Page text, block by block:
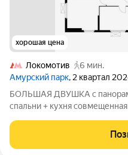
хорошая цена
Локомотив
6 мин.
Амурский парк, 2 квартал
БОЛЬШАЯ ДВУШКА с
спальни + кухня совмещенная с залом как 3-
окна панорамные на
Все необходимое чтобы